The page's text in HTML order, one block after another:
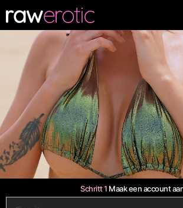
Schritt 1 Maak een account